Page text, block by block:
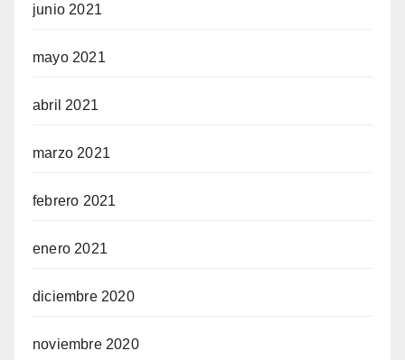
junio 2021
mayo 2021
abril 2021
marzo 2021
febrero 2021
enero 2021
diciembre 2020
noviembre 2020